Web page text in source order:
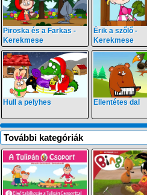
Piroska és a Farkas -
Kerekmese
Érik a szőlő -
Kerekmese
Hull a pelyhes Ellentétes dal
További kategóriák